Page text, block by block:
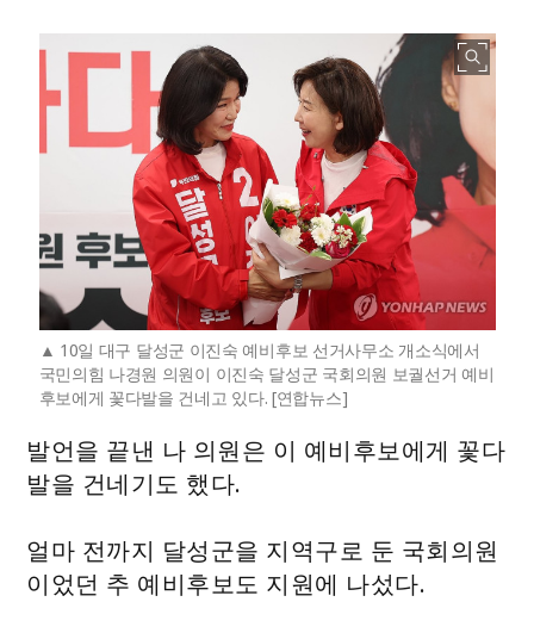
10일 대구 달성군 이진숙 예비후보 선거사무소 개소식에서
국민의힘 나경원 의원이 이진숙 달성군 국회의원 보궐선거 예비
후보에게 꽃다발을 건네고 있다. [연합뉴스]
발언을 끝낸 나 의원은 이 예비후보에게 꽃다
발을 건네기도 했다.
얼마 전까지 달성군을 지역구로 둔 국회의원
이었던 추 예비후보도 지원에 나섰다.